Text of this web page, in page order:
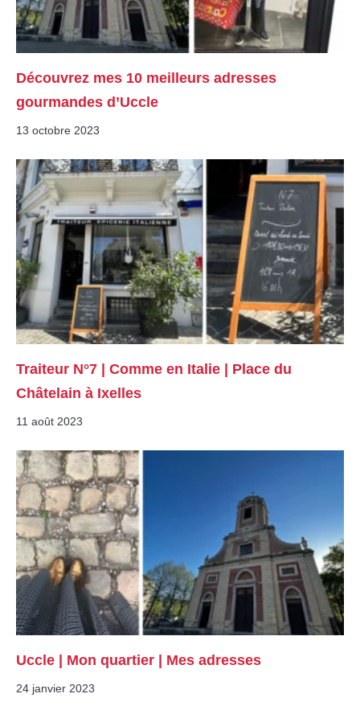
Découvrez mes 10 meilleurs adresses
gourmandes d’Uccle
13 octobre 2023
Traiteur N°7 | Comme en Italie | Place du
Châtelain à Ixelles
11 août 2023
Uccle | Mon quartier | Mes adresses
24 janvier 2023